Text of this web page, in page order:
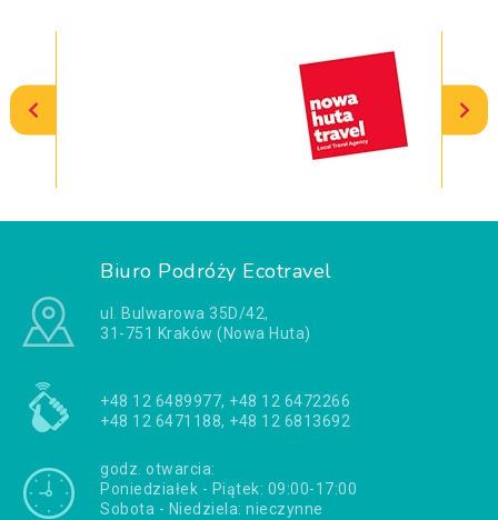
Biuro Podróży Ecotravel
ul. Bulwarowa 35D/42,
31-751 Kraków (Nowa Huta)
+48 12 6489977, +48 12 6472266
+48 12 6471188, +48 12 6813692
godz. otwarcia:
Poniedziałek - Piątek: 09:00-17:00
Sobota - Niedziela: nieczynne